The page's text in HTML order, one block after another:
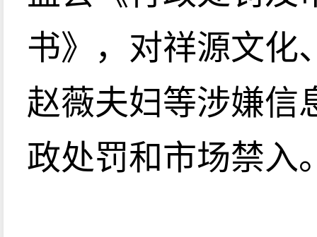
书》，对祥源文化
赵薇夫妇等涉嫌信
政处罚和市场禁入